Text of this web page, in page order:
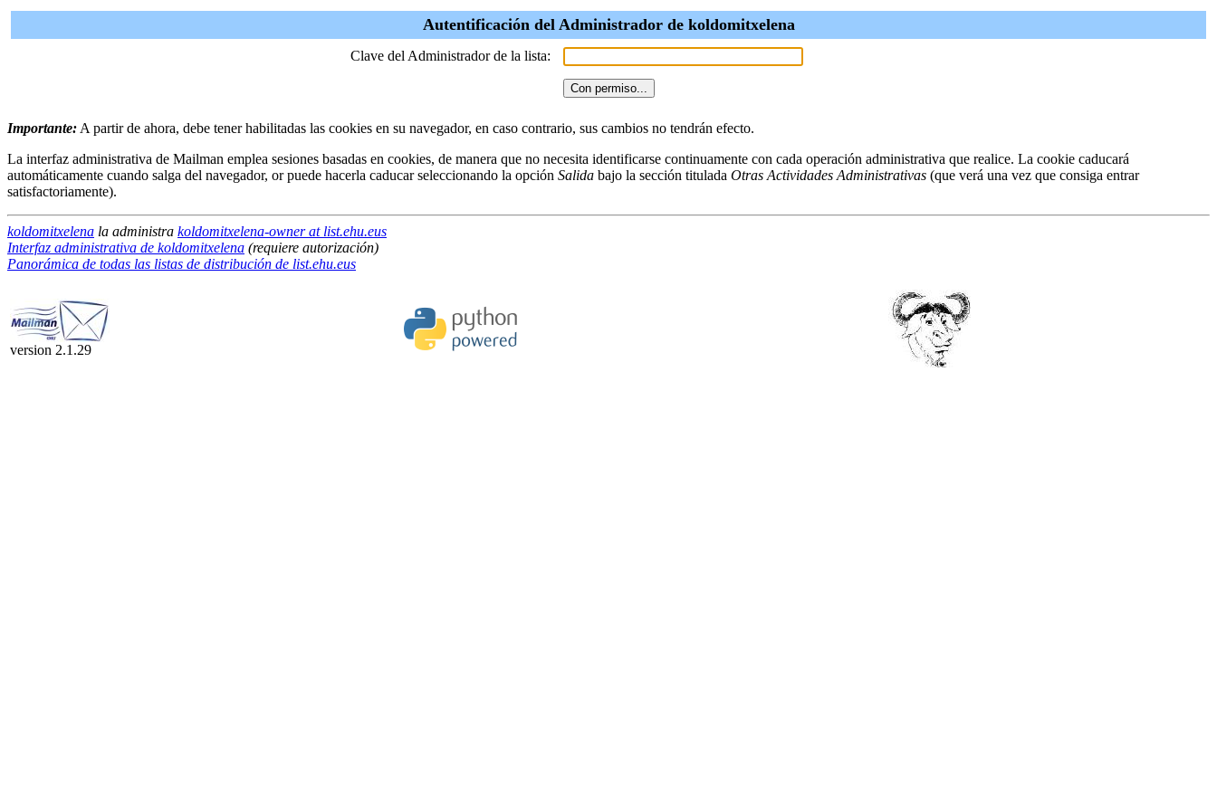
Autentificación del Administrador de koldomitxelena
Clave del Administrador de la lista:
Importante: A partir de ahora, debe tener habilitadas las cookies en su navegador, en caso contrario, sus cambios no tendrán efecto.
La interfaz administrativa de Mailman emplea sesiones basadas en cookies, de manera que no necesita identificarse continuamente con cada operación administrativa que realice. La cookie caducará
automáticamente cuando salga del navegador, or puede hacerla caducar seleccionando la opción Salida bajo la sección titulada Otras Actividades Administrativas (que verá una vez que consiga entrar
satisfactoriamente).
koldomitxelena la administra koldomitxelena-owner at list.ehu.eus
Interfaz administrativa de koldomitxelena (requiere autorización)
Panorámica de todas las listas de distribución de list.ehu.eus
version 2.1.29